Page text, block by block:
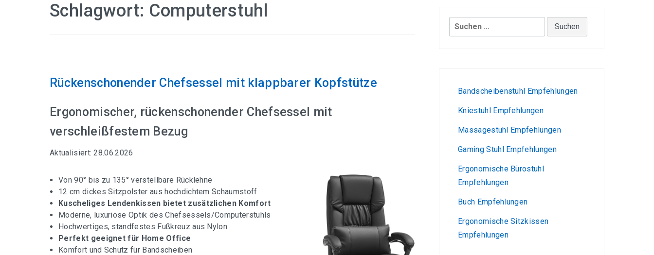
Schlagwort: Computerstuhl
Rückenschonender Chefsessel mit klappbarer Kopfstütze
Ergonomischer, rückenschonender Chefsessel mit
verschleißfestem Bezug
Aktualisiert: 28.06.2026
Von 90° bis zu 135° verstellbare Rücklehne
12 cm dickes Sitzpolster aus hochdichtem Schaumstoff
Kuscheliges Lendenkissen bietet zusätzlichen Komfort
Moderne, luxuriöse Optik des Chefsessels/Computerstuhls
Hochwertiges, standfestes Fußkreuz aus Nylon
Perfekt geeignet für Home Office
Komfort und Schutz für Bandscheiben
Suchen
nach:
Bandscheibenstuhl Empfehlungen
Kniestuhl Empfehlungen
Massagestuhl Empfehlungen
Gaming Stuhl Empfehlungen
Ergonomische Bürostuhl
Empfehlungen
Buch Empfehlungen
Ergonomische Sitzkissen
Empfehlungen